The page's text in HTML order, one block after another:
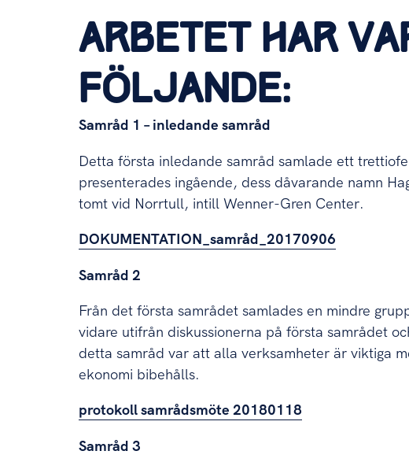
ARBETET HAR
FÖLJANDE:
Samråd 1 – inledande samråd
Detta första inledande samråd samlade ett
presenterades ingående, dess dåvarande namn
tomt vid Norrtull, intill Wenner-Gren Center.
DOKUMENTATION_samråd_20170906
Samråd 2
Från det första samrådet samlades en mindre
vidare utifrån diskussionerna på första samrådet
detta samråd var att alla verksamheter är viktiga
ekonomi bibehålls.
protokoll samrådsmöte 20180118
Samråd 3